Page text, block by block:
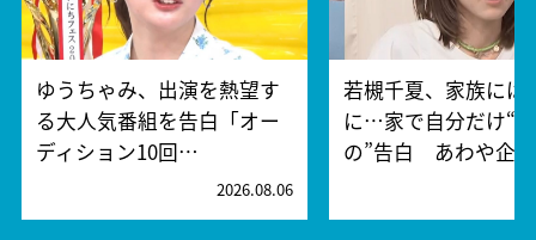
ゆうちゃみ、出演を熱望す
る大人気番組を告白「オー
ディション10回…
2026.08.06
若槻千夏、家族には
に…家で自分だけ“
の”告白 あわや企…